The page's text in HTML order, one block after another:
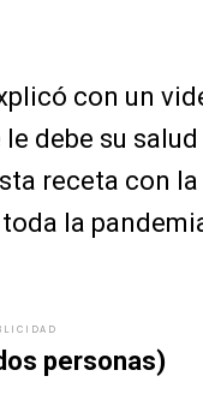
con un
debe su
receta con la
la
personas)